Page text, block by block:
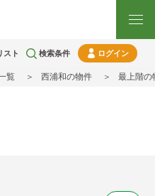
スト 検索条件 ログイン
覧 西浦和の物件 最上階の